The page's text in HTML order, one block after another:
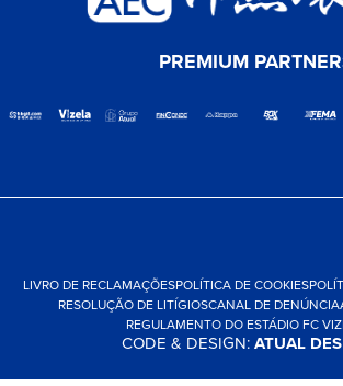
PREMIUM
LIVRO DE RECLAMAÇÕESPOLÍTICA DE COOKIES
RESOLUÇÃO DE LITÍGIOSCANAL DE DENÚNCIA
REGULAMENTO DO ESTÁDIO FC
CODE & DESIGN:ATUAL